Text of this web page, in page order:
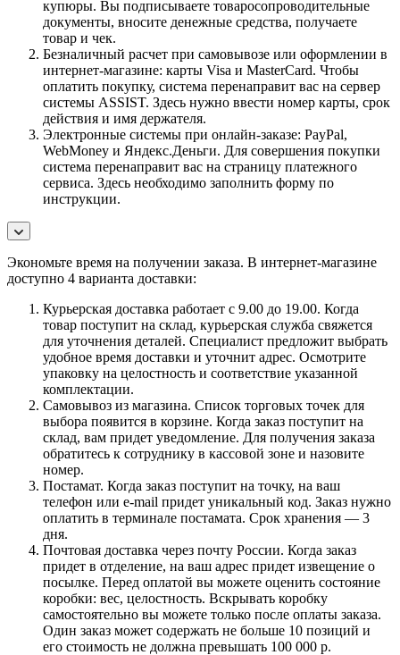
купюры. Вы подписываете товаросопроводительные
документы, вносите денежные средства, получаете
товар и чек.
Безналичный расчет при самовывозе или оформлении в
интернет-магазине: карты Visa и MasterCard. Чтобы
оплатить покупку, система перенаправит вас на сервер
системы ASSIST. Здесь нужно ввести номер карты, срок
действия и имя держателя.
Электронные системы при онлайн-заказе: PayPal,
WebMoney и Яндекс.Деньги. Для совершения покупки
система перенаправит вас на страницу платежного
сервиса. Здесь необходимо заполнить форму по
инструкции.
Экономьте время на получении заказа. В интернет-магазине
доступно 4 варианта доставки:
Курьерская доставка работает с 9.00 до 19.00. Когда
товар поступит на склад, курьерская служба свяжется
для уточнения деталей. Специалист предложит выбрать
удобное время доставки и уточнит адрес. Осмотрите
упаковку на целостность и соответствие указанной
комплектации.
Самовывоз из магазина. Список торговых точек для
выбора появится в корзине. Когда заказ поступит на
склад, вам придет уведомление. Для получения заказа
обратитесь к сотруднику в кассовой зоне и назовите
номер.
Постамат. Когда заказ поступит на точку, на ваш
телефон или e-mail придет уникальный код. Заказ нужно
оплатить в терминале постамата. Срок хранения — 3
дня.
Почтовая доставка через почту России. Когда заказ
придет в отделение, на ваш адрес придет извещение о
посылке. Перед оплатой вы можете оценить состояние
коробки: вес, целостность. Вскрывать коробку
самостоятельно вы можете только после оплаты заказа.
Один заказ может содержать не больше 10 позиций и
его стоимость не должна превышать 100 000 р.